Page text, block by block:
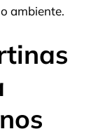
ambiente.